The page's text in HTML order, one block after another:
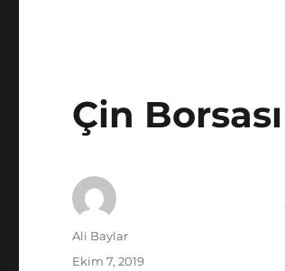
Çin Borsası
Yazar
Ali Baylar
Yayın
Ekim 7, 2019